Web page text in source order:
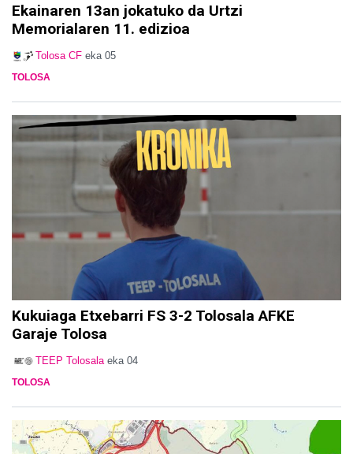
Ekainaren 13an jokatuko da Urtzi
Memorialaren 11. edizioa
Tolosa CF eka 05
TOLOSA
Kukuiaga Etxebarri FS 3-2 Tolosala AFKE
Garaje Tolosa
TEEP Tolosala eka 04
TOLOSA